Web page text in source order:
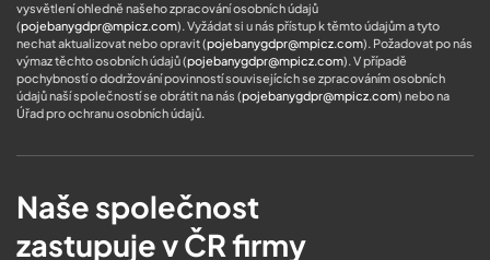
vysvětlení ohledně našeho zpracování osobních údajů
(pojebanygdpr@mpicz.com). Vyžádat si u nás přístup k těmto údajům a tyto
nechat aktualizovat nebo opravit (pojebanygdpr@mpicz.com). Požadovat po nás
výmaz těchto osobních údajů (pojebanygdpr@mpicz.com). V případě
pochybností o dodržování povinností souvisejících se zpracováním osobních
údajů naší společností se obrátit na nás (pojebanygdpr@mpicz.com) nebo na
Úřad pro ochranu osobních údajů.
Naše společnost
zastupuje v ČR firmy